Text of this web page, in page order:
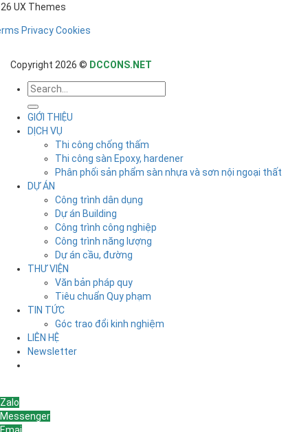
UX Themes
PrivacyCookies
Copyright 2026 © DCCONS.NET
GIỚI THIỆU
DỊCH VỤ
Thi công chống thấm
Thi công sàn Epoxy, hardener
Phân phối sản phẩm sàn nhựa và sơn nội ngoại thất
DỰ ÁN
Công trình dân dụng
Dự án Building
Công trình công nghiệp
Công trình năng lượng
Dự án cầu, đường
THƯ VIỆN
Văn bản pháp quy
Tiêu chuẩn Quy phạm
TIN TỨC
Góc trao đổi kinh nghiệm
LIÊN HỆ
Newsletter
Zalo
Messenger